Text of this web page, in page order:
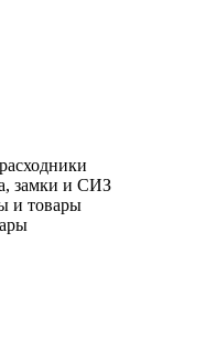
замки и СИЗ
и товары